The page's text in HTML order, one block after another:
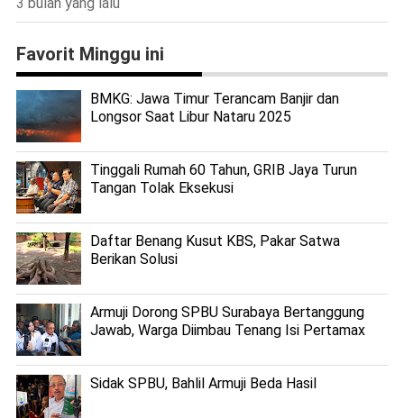
Favorit Minggu ini
BMKG: Jawa Timur Terancam Banjir dan
Longsor Saat Libur Nataru 2025
Tinggali Rumah 60 Tahun, GRIB Jaya Turun
Tangan Tolak Eksekusi
Daftar Benang Kusut KBS, Pakar Satwa
Berikan Solusi
Armuji Dorong SPBU Surabaya Bertanggung
Jawab, Warga Diimbau Tenang Isi Pertamax
Sidak SPBU, Bahlil Armuji Beda Hasil